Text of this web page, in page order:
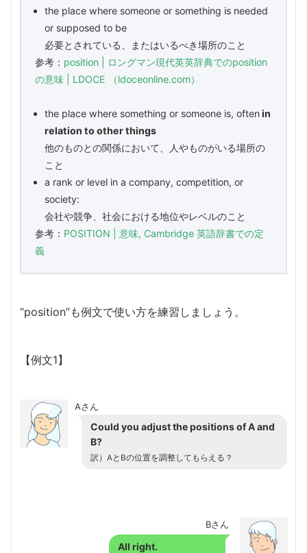
the place where someone or something is needed
or supposed to be
必要とされている、またはいるべき場所のこと
参考： position | ロングマン現代英英辞典でのposition
の意味 | LDOCE （ldoceonline.com）
the place where something or someone is, oftenin
relation to other things
他のものとの関係において、人やものがいる場所の
こと
a rank or level in a company, competition, or
society:
会社や競争、社会における地位やレベルのこと
参考： POSITION | 意味, Cambridge 英語辞書での定
義
“position”も例文で使い方を練習しましょう。
【例文1】
Aさん
Could you adjust the positions of A and
B?
訳）AとBの位置を調整してもらえる？
Bさん
All right.